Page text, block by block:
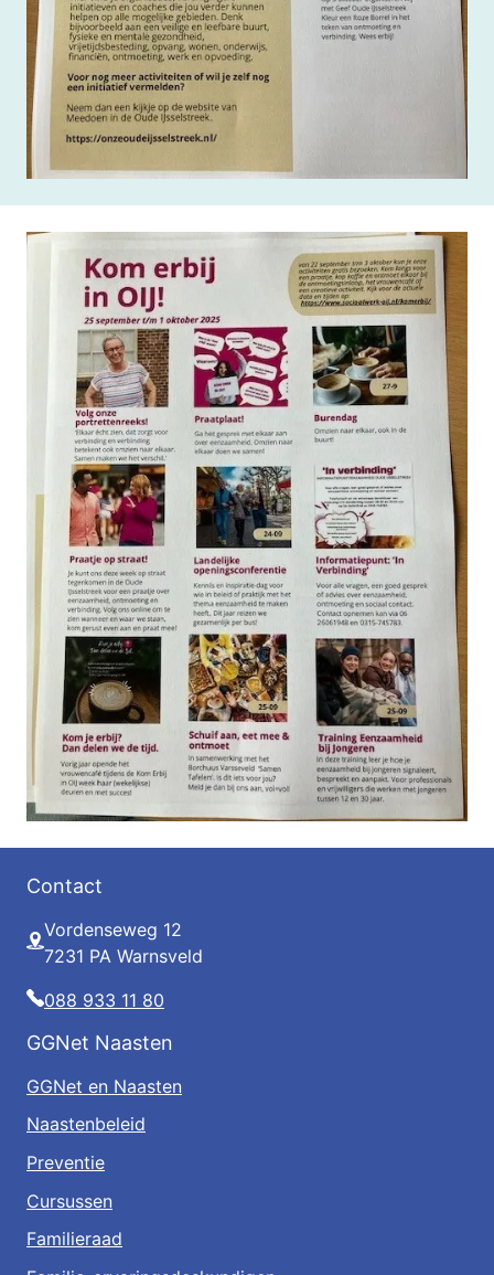
Contact
Adres
Vordenseweg 12
7231 PA Warnsveld
Telefoon
088 933 11 80
GGNet Naasten
GGNet en Naasten
Naastenbeleid
Preventie
Cursussen
Familieraad